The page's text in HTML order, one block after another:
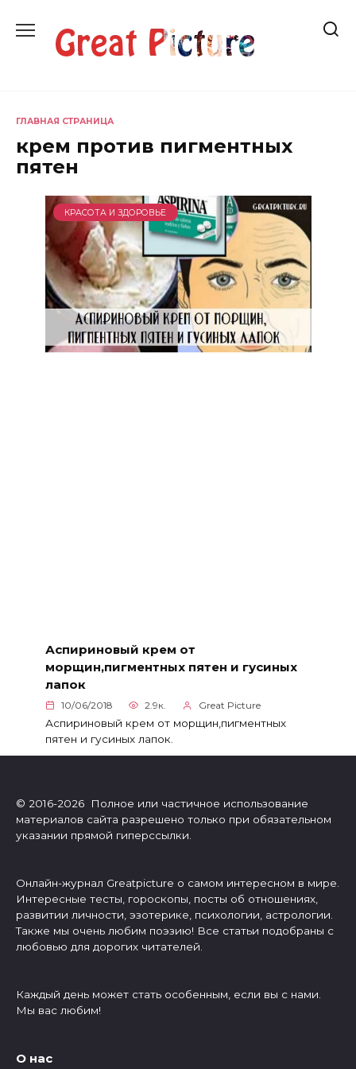
содержанию
ГЛАВНАЯ СТРАНИЦА
крем против пигментных
пятен
КРАСОТА И ЗДОРОВЬЕ
Аспириновый крем от
морщин,пигментных пятен и гусиных
лапок
10/06/2018 2.9к. Great Picture
Аспириновый крем от морщин,пигментных
пятен и гусиных лапок.
© 2016-2026 Полное или частичное использование
материалов сайта разрешено только при обязательном
указании прямой гиперссылки.
Онлайн-журнал Greatpicture о самом интересном в мире.
Интересные тесты, гороскопы, посты об отношениях,
развитии личности, эзотерике, психологии, астрологии.
Также мы очень любим поэзию! Все статьи подобраны с
любовью для дорогих читателей.
Каждый день может стать особенным, если вы с нами.
Мы вас любим!
О нас